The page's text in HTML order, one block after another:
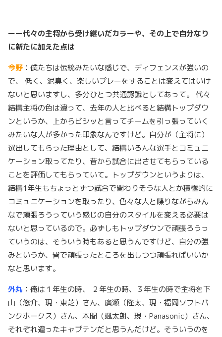
ーー代々の主将から受け継いだカラーや、その上で自分なり
に新たに加えた点は
今野 ：僕たちは伝統みたいな感じで、ディフェンスが強いの
で、 低く、泥臭く、楽しいプレーをすることは変えてはいけ
ないと思いますし、多分ひとつ共通認識としてあって。 代々
結構主将の色は違って、去年の人と比べると結構トップダウ
ンというか、上からビシッと言ってチームを引っ張っていく
みたいな人が多かった印象なんですけど。自分が（主将に）
選出してもらった理由として、結構いろんな選手とコミュニ
ケーション取ってたり、昔から試合に出させてもらっている
ことを評価してもらっていて。トップダウンというよりは、
結構1年生もちょっとずつ試合で関わりそうな人とか積極的に
コミュニケーションを取ったり、色々な人と喋りながらみん
なで頑張ろうっていう感じの自分のスタイルを変える必要は
ないと思っているので。必ずしもトップダウンで頑張ろうっ
ていうのは、そういう時もあると思うんですけど、自分の強
みというか、皆で頑張ったところを出しつつ頑張ればいいか
なと思います。
外丸 ：俺は１年生の時、 ２年生の時、３年生の時で主将を下
山（悠介、現・東芝）さん、廣瀬（隆太、現・福岡ソフトバ
ンクホークス）さん、本間（颯太朗、現・Panasonic）さん、
それぞれ違ったキャプテンだと思うんだけど。そういうのを